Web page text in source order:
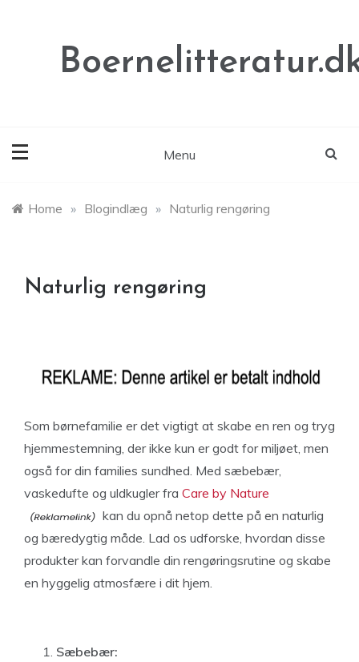
Menu
Home » Blogindlæg » Naturlig rengøring
Naturlig rengøring
Som børnefamilie er det vigtigt at skabe en ren og tryg
hjemmestemning, der ikke kun er godt for miljøet, men
også for din families sundhed. Med sæbebær,
vaskedufte og uldkugler fra Care by Nature
kan du opnå netop dette på en naturlig
og bæredygtig måde. Lad os udforske, hvordan disse
produkter kan forvandle din rengøringsrutine og skabe
en hyggelig atmosfære i dit hjem.
Sæbebær: